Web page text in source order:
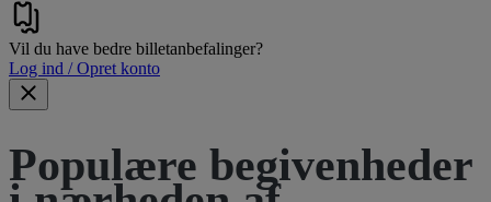
Vil du have bedre billetanbefalinger?
Log ind / Opret konto
Populære begivenheder